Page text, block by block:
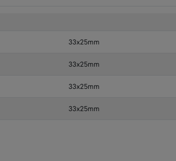
33x25mm
33x25mm
33x25mm
33x25mm